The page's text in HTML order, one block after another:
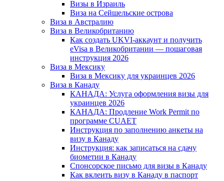
Визы в Израиль
Виза на Сейшельские острова
Виза в Австралию
Виза в Великобританию
Как создать UKVI-аккаунт и получить
eVisa в Великобритании — пошаговая
инструкция 2026
Виза в Мексику
Виза в Мексику для украинцев 2026
Виза в Канаду
КАНАДА: Услуга оформления визы для
украинцев 2026
КАНАДА: Продление Work Permit по
программе CUAET
Инструкция по заполнению анкеты на
визу в Канаду
Инструкция: как записаться на сдачу
биометии в Канаду
Спонсорское письмо для визы в Канаду
Как вклеить визу в Канаду в паспорт